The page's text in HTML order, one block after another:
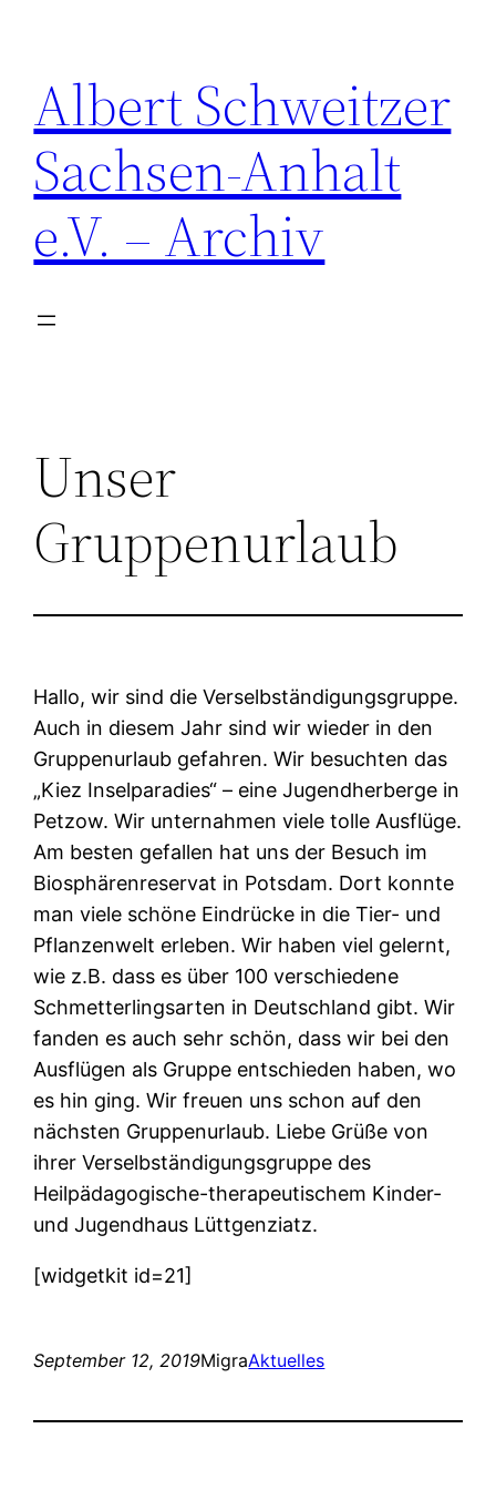
springen
Albert Schweitzer
Sachsen-Anhalt
e.V. – Archiv
Unser
Gruppenurlaub
Hallo, wir sind die Verselbständigungsgruppe.
Auch in diesem Jahr sind wir wieder in den
Gruppenurlaub gefahren. Wir besuchten das
„Kiez Inselparadies“ – eine Jugendherberge in
Petzow. Wir unternahmen viele tolle Ausflüge.
Am besten gefallen hat uns der Besuch im
Biosphärenreservat in Potsdam. Dort konnte
man viele schöne Eindrücke in die Tier- und
Pflanzenwelt erleben. Wir haben viel gelernt,
wie z.B. dass es über 100 verschiedene
Schmetterlingsarten in Deutschland gibt. Wir
fanden es auch sehr schön, dass wir bei den
Ausflügen als Gruppe entschieden haben, wo
es hin ging. Wir freuen uns schon auf den
nächsten Gruppenurlaub. Liebe Grüße von
ihrer Verselbständigungsgruppe des
Heilpädagogische-therapeutischem Kinder-
und Jugendhaus Lüttgenziatz.
[widgetkit id=21]
September 12, 2019MigraAktuelles